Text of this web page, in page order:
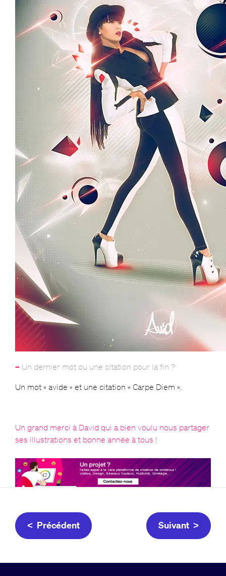
– Un dernier mot ou une citation pour la fin ?
Un mot « avide » et une citation « Carpe Diem ».
Un grand merci à David qui a bien voulu nous partager
ses illustrations et bonne année à tous !
< Précédent Suivant >